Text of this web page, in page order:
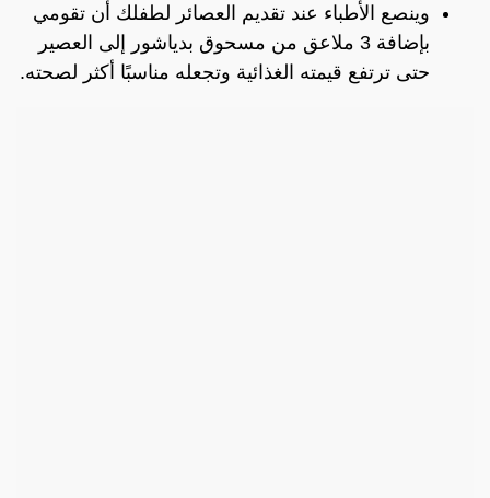
وينصع الأطباء عند تقديم العصائر لطفلك أن تقومي
بإضافة 3 ملاعق من مسحوق بدياشور إلى العصير
حتى ترتفع قيمته الغذائية وتجعله مناسبًا أكثر لصحته.